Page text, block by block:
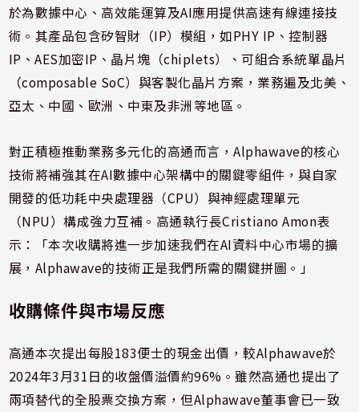
於為數據中心、高效能運算及AI應用提供高速有線連接技
術。其產品包含矽智財（IP）模組，如PHY IP、控制器
IP、AES加密IP、晶片塊（chiplets）、可組合系統單晶片
（composable SoC）與客製化晶片方案，業務遍及北美、
亞太、中國、歐洲、中東及非洲等地區。
對正積極推動業務多元化的高通而言，Alphawave的核心
技術將補強其在AI數據中心架構中的關鍵零組件，與自家
開發的低功耗中央處理器（CPU）與神經處理單元
（NPU）構成強力互補。高通執行長Cristiano Amon表
示：「本次收購將進一步加速我們在AI資料中心市場的擴
展，Alphawave的技術正是我們所需的關鍵拼圖。」
收購條件與市場反應
高通本次提出每股183便士的現金出價，較Alphawave於
2024年3月31日的收盤價溢價約96%。雖然高通也提出了
兩項替代的全股票交換方案，但Alphawave董事會已一致